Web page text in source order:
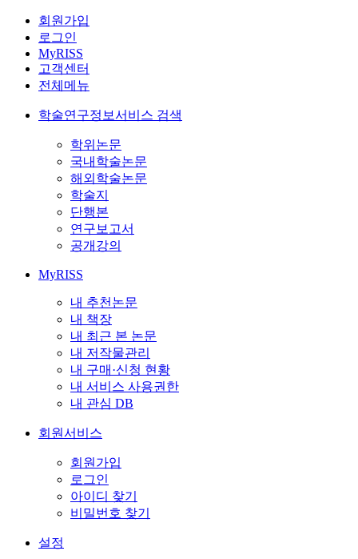
회원가입
로그인
MyRISS
고객센터
전체메뉴
학술연구정보서비스 검색
학위논문
국내학술논문
해외학술논문
학술지
단행본
연구보고서
공개강의
MyRISS
내 추천논문
내 책장
내 최근 본 논문
내 저작물관리
내 구매·신청 현황
내 서비스 사용권한
내 관심 DB
회원서비스
회원가입
로그인
아이디 찾기
비밀번호 찾기
설정